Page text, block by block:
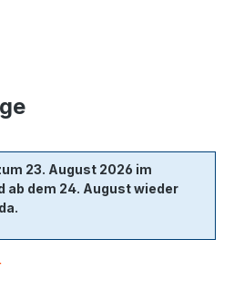
23. August 2026 im
ab dem 24. August wieder